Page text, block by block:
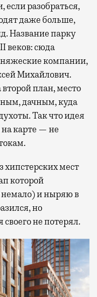
если разобраться,
даже больше,
Название парку
веков: сюда
компании,
Михайлович.
план, место
дачным, куда
Так что идея
карте — не
хипстерских мест
которой
немало) и ныряю в
но
своего не потерял.